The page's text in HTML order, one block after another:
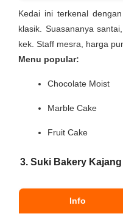
Kedai ini terkenal
klasik. Suasananya
kek. Staff mesra, harga
Menu popular:
Chocolate Moist
Marble Cake
Fruit Cake
3. Suki Bakery
Info